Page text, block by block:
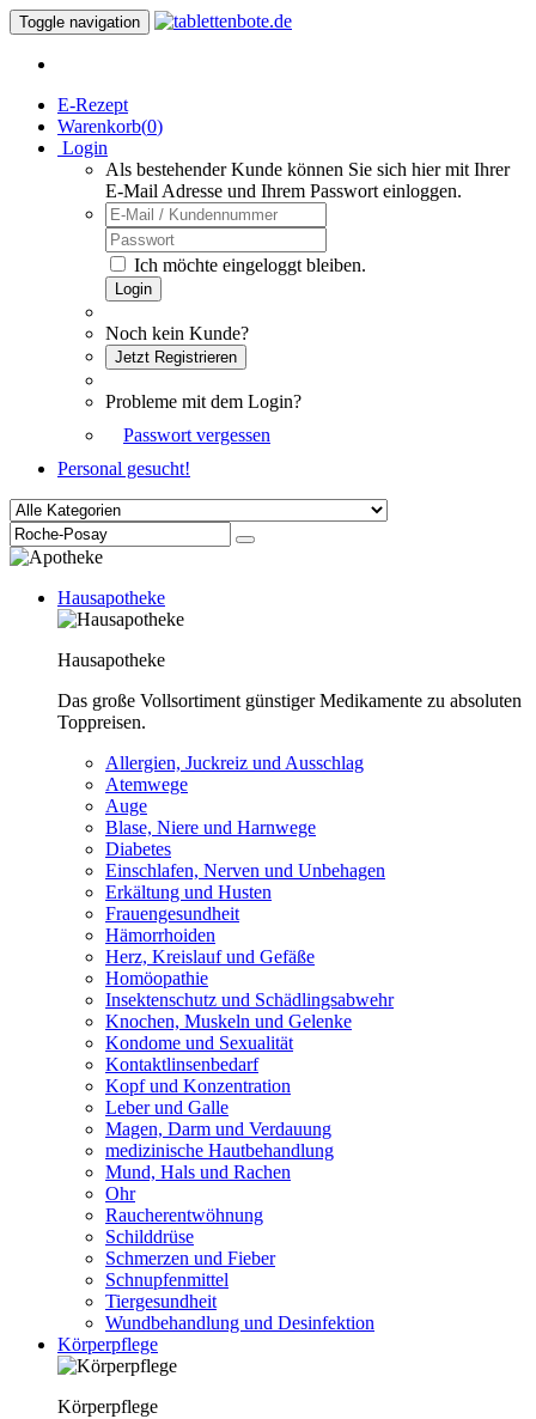
Toggle navigation
E-Rezept
Warenkorb(0)
Login
Als bestehender Kunde können Sie sich hier mit Ihrer
E-Mail Adresse und Ihrem Passwort einloggen.
Ich möchte eingeloggt bleiben.
Login
Noch kein Kunde?
Jetzt Registrieren
Probleme mit dem Login?
Passwort vergessen
Personal gesucht!
Hausapotheke
Hausapotheke
Das große Vollsortiment günstiger Medikamente zu absoluten
Toppreisen.
Allergien, Juckreiz und Ausschlag
Atemwege
Auge
Blase, Niere und Harnwege
Diabetes
Einschlafen, Nerven und Unbehagen
Erkältung und Husten
Frauengesundheit
Hämorrhoiden
Herz, Kreislauf und Gefäße
Homöopathie
Insektenschutz und Schädlingsabwehr
Knochen, Muskeln und Gelenke
Kondome und Sexualität
Kontaktlinsenbedarf
Kopf und Konzentration
Leber und Galle
Magen, Darm und Verdauung
medizinische Hautbehandlung
Mund, Hals und Rachen
Ohr
Raucherentwöhnung
Schilddrüse
Schmerzen und Fieber
Schnupfenmittel
Tiergesundheit
Wundbehandlung und Desinfektion
Körperpflege
Körperpflege